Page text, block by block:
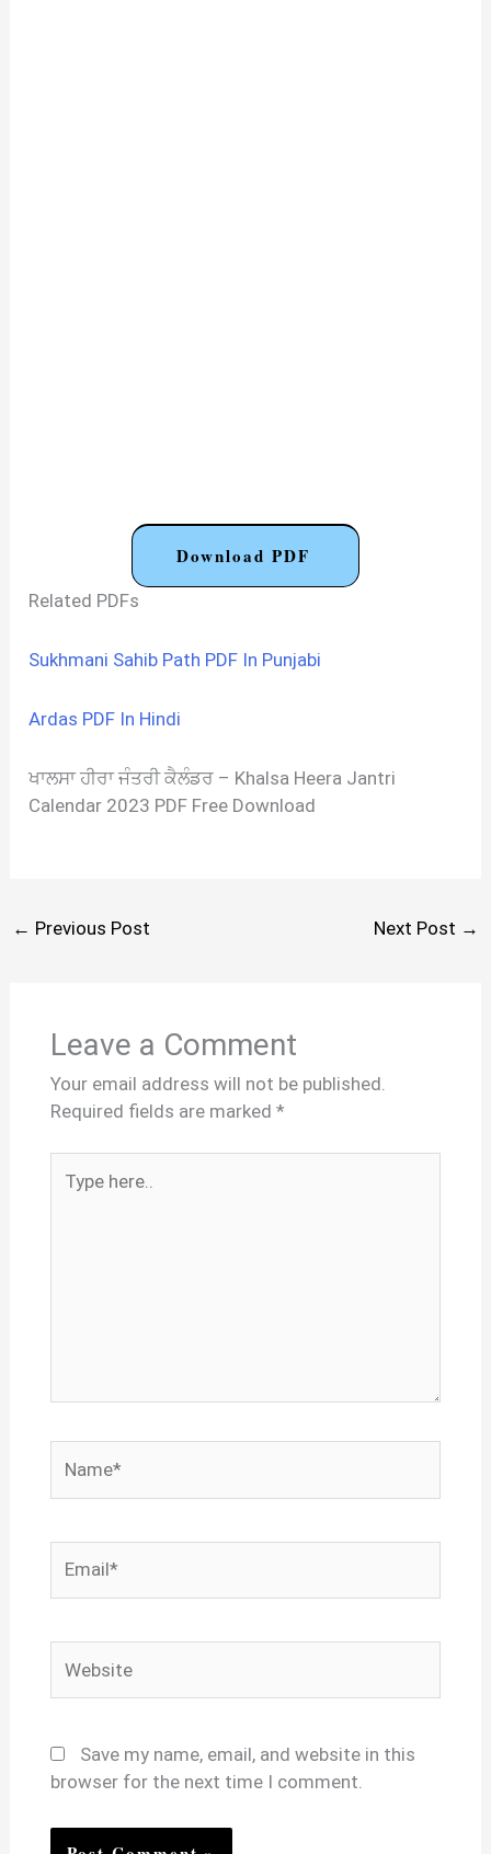
Download PDF
Related PDFs
Sukhmani Sahib Path PDF In Punjabi
Ardas PDF In Hindi
ਖਾਲਸਾ ਹੀਰਾ ਜੰਤਰੀ ਕੈਲੰਡਰ – Khalsa Heera Jantri
Calendar 2023 PDF Free Download
← Previous Post Next Post →
Leave a Comment
Your email address will not be published.
Required fields are marked *
here..
Save my name, email, and website in this
browser for the next time I comment.